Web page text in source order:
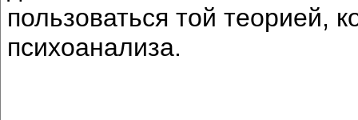
пользоваться той теорией,
психоанализа.